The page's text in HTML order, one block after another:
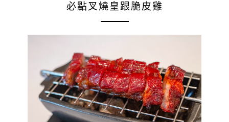
必點叉燒皇跟脆皮雞